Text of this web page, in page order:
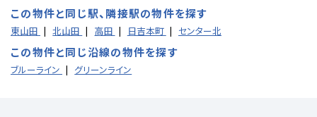
この物件と同じ駅、隣接駅の物件を探す
東山田 北山田 高田 日吉本町 センター北
この物件と同じ沿線の物件を探す
ブルーライン グリーンライン